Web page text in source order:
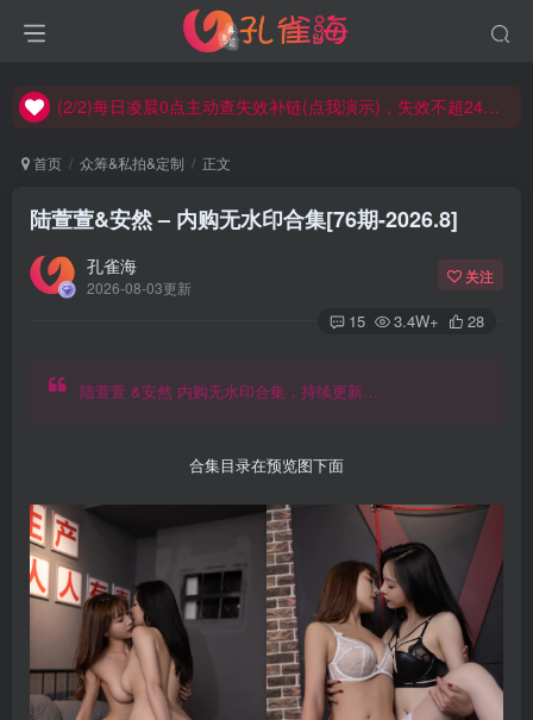
(2/2)每日凌晨0点主动查失效补链(点我演示)，失效不超24小时，
(2/2)每日凌晨0点主动查失效补链(点我演示)，失效不超24小时，
首页 众筹&私拍&定制 正文
陆萱萱&安然 – 内购无水印合集[76期-2026.8]
孔雀海
2026-08-03更新
关注
15 3.4W+ 28
陆萱萱 &安然 内购无水印合集，持续更新…
合集目录在预览图下面